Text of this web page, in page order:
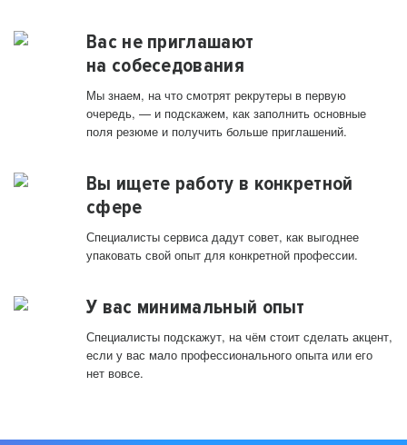
Вас не приглашают
на собеседования
Мы знаем, на что смотрят рекрутеры в первую
очередь, — и подскажем, как заполнить основные
поля резюме и получить больше приглашений.
Вы ищете работу в конкретной
сфере
Специалисты сервиса дадут совет, как выгоднее
упаковать свой опыт для конкретной профессии.
У вас минимальный опыт
Специалисты подскажут, на чём стоит сделать акцент,
если у вас мало профессионального опыта или его
нет вовсе.